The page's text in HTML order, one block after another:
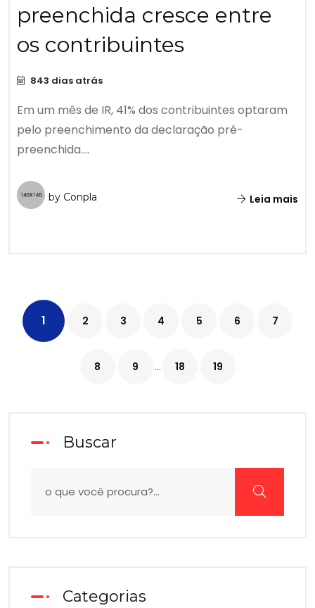
preenchida cresce entre
os contribuintes
843 dias atrás
Em um mês de IR, 41% dos contribuintes optaram
pelo preenchimento da declaração pré-
preenchida....
by Conpla Leia mais
1 2 3 4 5 6 7
8 9 ... 18 19
Buscar
Categorias